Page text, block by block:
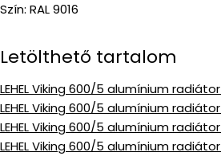
Szín: RAL 9016
Letölthető tartalom
LEHEL Viking 600/5 alumínium
LEHEL Viking 600/5 alumínium
LEHEL Viking 600/5 alumínium
LEHEL Viking 600/5 alumínium